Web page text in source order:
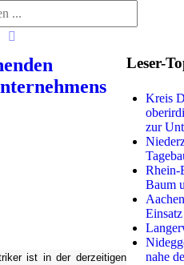
ist in der derzeitigen
Leser-
Kreis
zur
Rhein-
Baum
nahe